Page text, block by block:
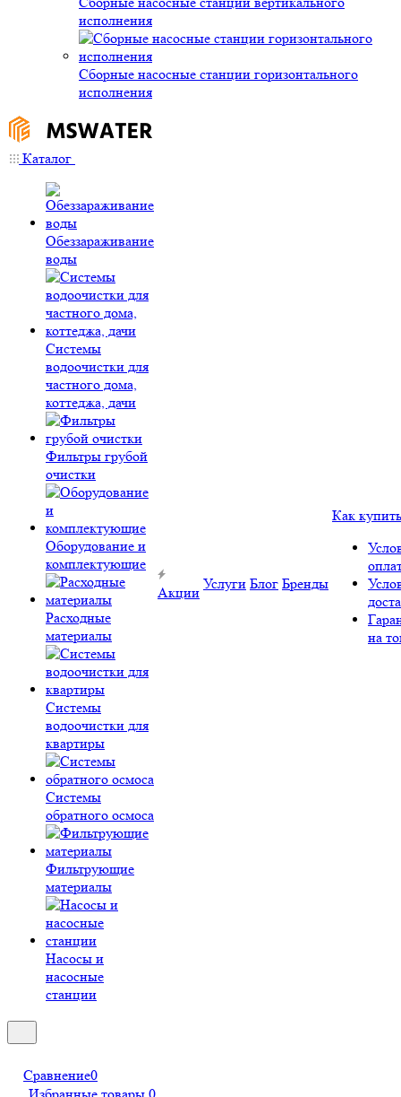
исполнения
Сборные насосные станции горизонтального
исполнения
Каталог
Обеззараживание
воды
Системы
водоочистки для
частного дома,
коттеджа, дачи
Фильтры грубой
очистки
Оборудование и
комплектующие
Расходные
материалы
Системы
водоочистки для
квартиры
Системы
обратного осмоса
Фильтрующие
материалы
Насосы и
насосные
станции
Акции
Услуги Блог Бренды
Как купить
на
Сравнение0